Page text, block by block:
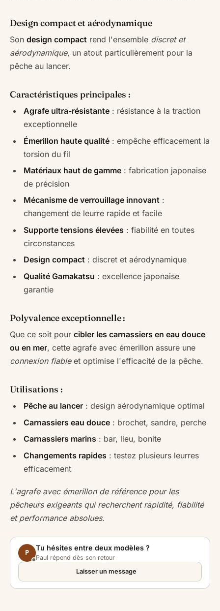
Design compact et aérodynamique
Son design compact rend l'ensemble discret et
aérodynamique, un atout particulièrement pour la
pêche au lancer.
Caractéristiques principales :
Agrafe ultra-résistante : résistance à la traction
exceptionnelle
Émerillon haute qualité : empêche efficacement la
torsion du fil
Matériaux haut de gamme : fabrication japonaise
de précision
Mécanisme de verrouillage innovant :
changement de leurre rapide et facile
Supporte tensions élevées : fiabilité en toutes
circonstances
Design compact : discret et aérodynamique
Qualité Gamakatsu : excellence japonaise
garantie
Polyvalence exceptionnelle :
Que ce soit pour cibler les carnassiers en eau douce
ou en mer, cette agrafe avec émerillon assure une
connexion fiableet optimise l'efficacité de la pêche.
Utilisations :
Pêche au lancer : design aérodynamique optimal
Carnassiers eau douce : brochet, sandre, perche
Carnassiers marins : bar, lieu, bonite
Changements rapides : testez plusieurs leurres
efficacement
L'agrafe avec émerillon de référence pour les
pêcheurs exigeants qui recherchent rapidité, fiabilité
et performance absolues.
P
Tu hésites entre deux modèles ?
Paul répond dès son retour
Laisser un message